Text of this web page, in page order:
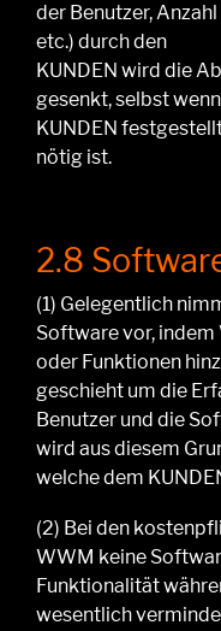
der Benutzer,
etc.) durch den
KUNDEN wird die
gesenkt, selbst
KUNDEN
nötig ist.
2.8
(1) Gelegentlich
Softwarevor, indem
oder Funktionen
geschieht um die
Benutzer und die
wird aus diesem
welche dem
(2) Bei den
WWM keine
Funktionalität
wesentlich